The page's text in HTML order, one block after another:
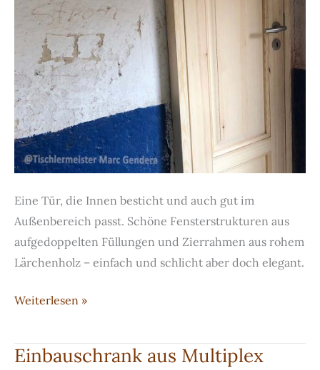
Eine Tür, die Innen besticht und auch gut im
Außenbereich passt. Schöne Fensterstrukturen aus
aufgedoppelten Füllungen und Zierrahmen aus rohem
Lärchenholz – einfach und schlicht aber doch elegant.
Handgefertigte
in
Lärche
Weiterlesen »
Einbauschrank aus Multiplex